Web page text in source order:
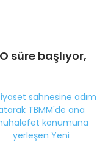
süre başlıyor,